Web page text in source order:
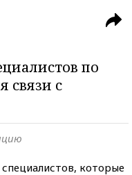
по
связи с
которые